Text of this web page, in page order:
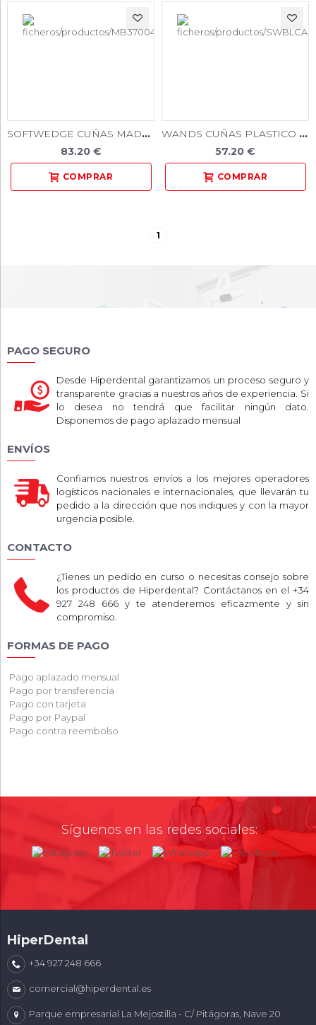
SOFTWEDGE CUÑAS MADERA MEDIANAS NARANJAS 300u.
83.20 €
WANDS CUÑAS PLASTICO C/MANGO 100u.
57.20 €
1
PAGO SEGURO
Desde Hiperdental garantizamos un proceso seguro y
transparente gracias a nuestros años de experiencia. Si
lo desea no tendrá que facilitar ningún dato.
Disponemos de pago aplazado mensual
ENVÍOS
Confiamos nuestros envíos a los mejores operadores
logísticos nacionales e internacionales, que llevarán tu
pedido a la dirección que nos indiques y con la mayor
urgencia posible.
CONTACTO
¿Tienes un pedido en curso o necesitas consejo sobre
los productos de Hiperdental? Contáctanos en el +34
927 248 666 y te atenderemos eficazmente y sin
compromiso.
FORMAS DE PAGO
Pago aplazado mensual
Pago por transferencia
Pago con tarjeta
Pago por Paypal
Pago contra reembolso
Síguenos en las redes sociales:
HiperDental
+34 927 248 666
comercial@hiperdental.es
Parque empresarial La Mejostilla - C/ Pitágoras, Nave 20